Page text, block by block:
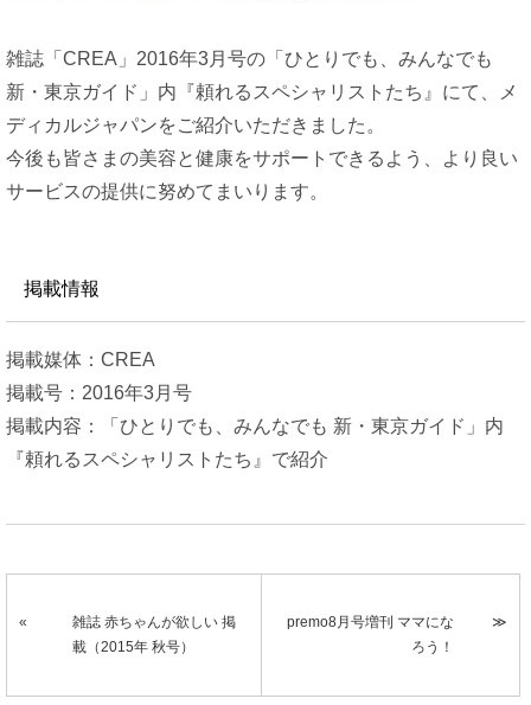
雑誌「CREA」2016年3月号の「ひとりでも、みんなでも
新・東京ガイド」内『頼れるスペシャリストたち』にて、メ
ディカルジャパンをご紹介いただきました。
今後も皆さまの美容と健康をサポートできるよう、より良い
サービスの提供に努めてまいります。
掲載情報
掲載媒体：CREA
掲載号：2016年3月号
掲載内容：「ひとりでも、みんなでも 新・東京ガイド」内
『頼れるスペシャリストたち』で紹介
雑誌 赤ちゃんが欲しい 掲
載（2015年 秋号）
premo8月号増刊 ママにな
ろう！